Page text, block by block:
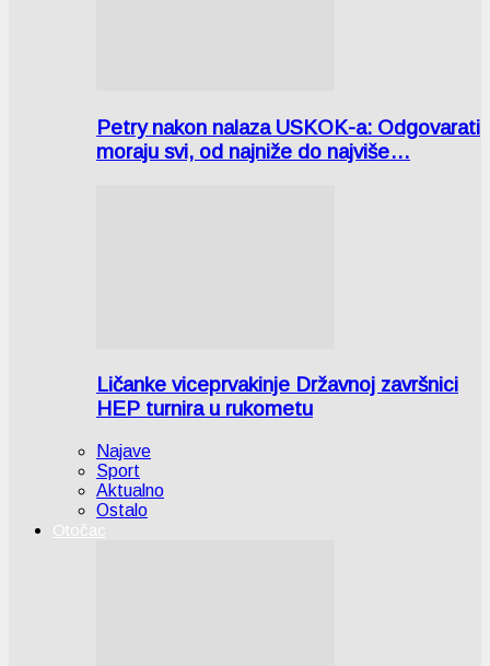
Petry nakon nalaza USKOK-a: Odgovarati
moraju svi, od najniže do najviše…
Ličanke viceprvakinje Državnoj završnici
HEP turnira u rukometu
Najave
Sport
Aktualno
Ostalo
Otočac